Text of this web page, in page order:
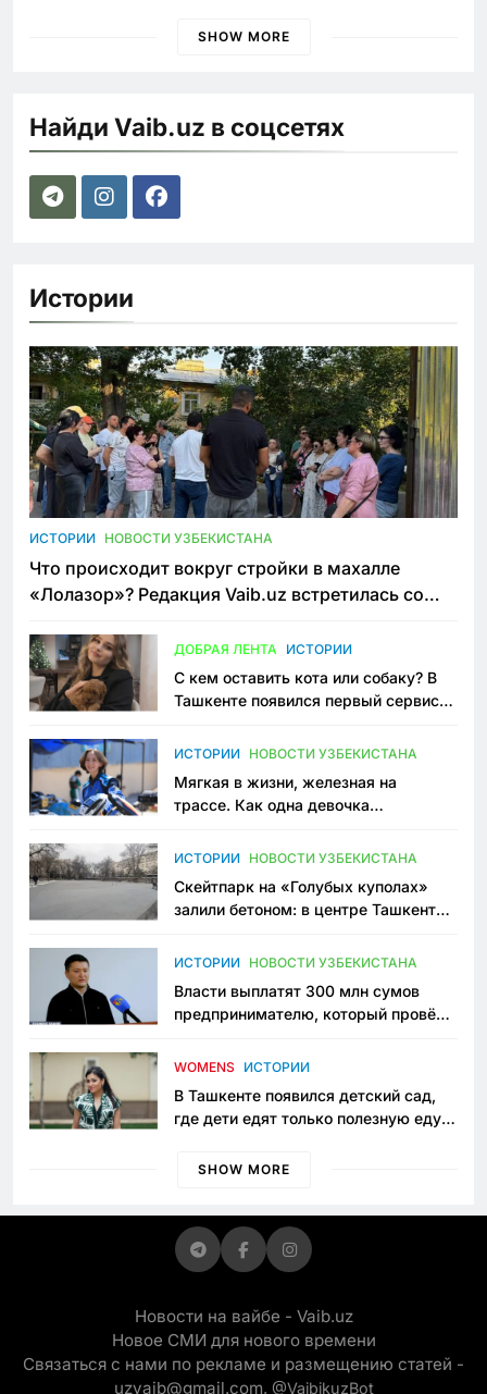
SHOW MORE
Найди Vaib.uz в соцсетях
Истории
ИСТОРИИ НОВОСТИ УЗБЕКИСТАНА
Что происходит вокруг стройки в махалле
«Лолазор»? Редакция Vaib.uz встретилась со
ДОБРАЯ ЛЕНТА ИСТОРИИ
С кем оставить кота или собаку? В
Ташкенте появился первый сервис
ИСТОРИИ НОВОСТИ УЗБЕКИСТАНА
Мягкая в жизни, железная на
трассе. Как одна девочка
Узбекистане
ИСТОРИИ НОВОСТИ УЗБЕКИСТАНА
Скейтпарк на «Голубых куполах»
залили бетоном: в центре Ташкента
пространство
ИСТОРИИ НОВОСТИ УЗБЕКИСТАНА
Власти выплатят 300 млн сумов
предпринимателю, который провёл
приговору
WOMENS ИСТОРИИ
В Ташкенте появился детский сад,
где дети едят только полезную еду.
просить «кашу без сахара»
SHOW MORE
Новости на вайбе - Vaib.uz
Новое СМИ для нового времени
Связаться с нами по рекламе и размещению статей -
uzvaib@gmail.com, @VaibikuzBot